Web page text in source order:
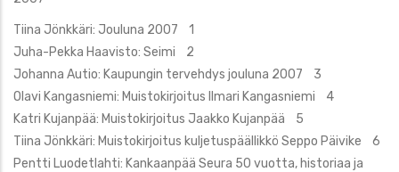
Tiina Jönkkäri: Jouluna 2007 1
Juha-Pekka Haavisto: Seimi 2
Johanna Autio: Kaupungin tervehdys jouluna 2007 3
Olavi Kangasniemi: Muistokirjoitus Ilmari Kangasniemi 4
Katri Kujanpää: Muistokirjoitus Jaakko Kujanpää 5
Tiina Jönkkäri: Muistokirjoitus kuljetuspäällikkö Seppo Päivike 6
Pentti Luodetlahti: Kankaanpää Seura 50 vuotta, historiaa ja